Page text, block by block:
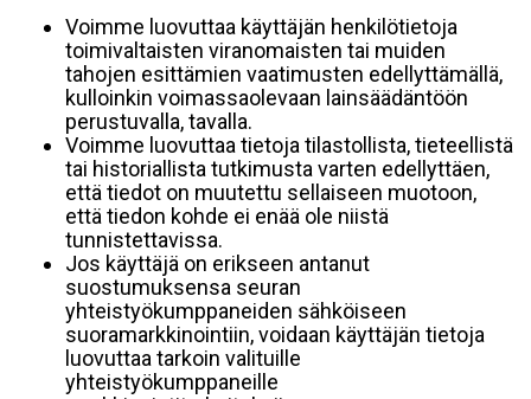
Voimme luovuttaa käyttäjän henkilötietoja
toimivaltaisten viranomaisten tai muiden
tahojen esittämien vaatimusten edellyttämällä,
kulloinkin voimassaolevaan lainsäädäntöön
perustuvalla, tavalla.
Voimme luovuttaa tietoja tilastollista, tieteellistä
tai historiallista tutkimusta varten edellyttäen,
että tiedot on muutettu sellaiseen muotoon,
että tiedon kohde ei enää ole niistä
tunnistettavissa.
Jos käyttäjä on erikseen antanut
suostumuksensa seuran
yhteistyökumppaneiden sähköiseen
suoramarkkinointiin, voidaan käyttäjän tietoja
luovuttaa tarkoin valituille
yhteistyökumppaneille